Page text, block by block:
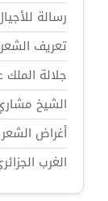
رسالة
تعريف
جلالة الملك
الشيخ
أغراض
الغرب